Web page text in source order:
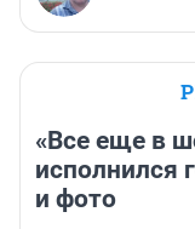
«Все еще в
исполнился
и фото